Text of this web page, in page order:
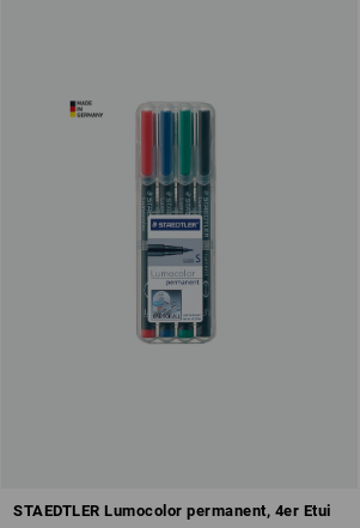
STAEDTLER Lumocolor permanent, 4er Etui